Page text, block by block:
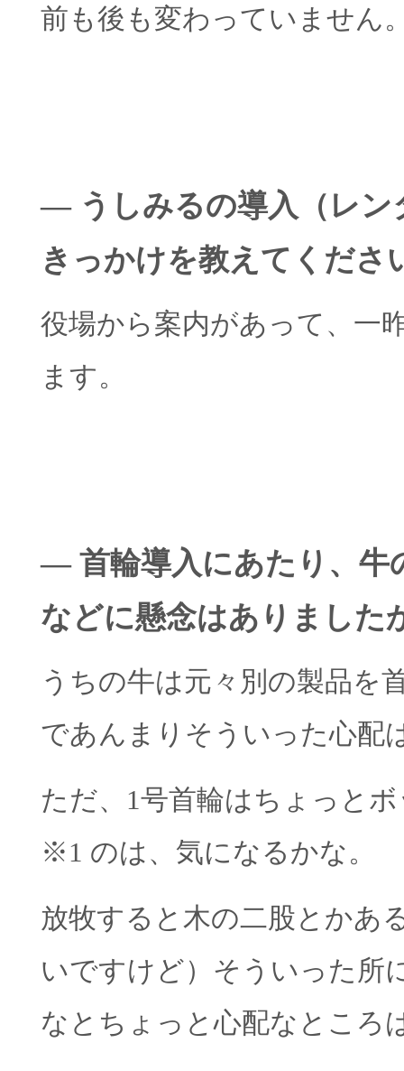
前も後も変わっていません
― うしみるの導入（レン
きっかけを教えてくださ
役場から案内があって、一
ます。
― 首輪導入にあたり、牛
などに懸念はありました
うちの牛は元々別の製品を
であんまりそういった心配
ただ、1号首輪はちょっと
※1 のは、気になるかな。
放牧すると木の二股とかあ
いですけど）そういった所
なとちょっと心配なところ